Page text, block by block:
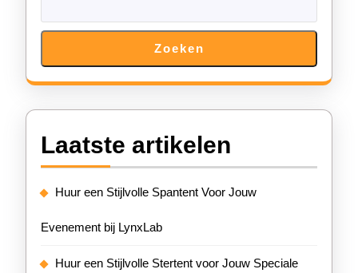
Zoeken
Laatste artikelen
Huur een Stijlvolle Spantent Voor Jouw
Evenement bij LynxLab
Huur een Stijlvolle Stertent voor Jouw Speciale